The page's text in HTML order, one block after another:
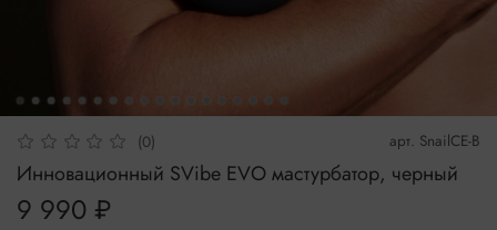
(0) арт. SnailCE-B
Инновационный SVibe EVO мастурбатор, черный
9 990 ₽